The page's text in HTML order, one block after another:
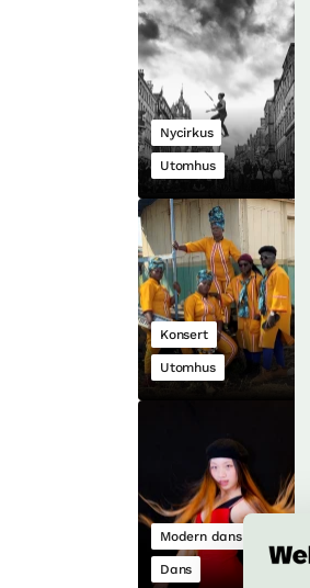
Nycirkus
Utomhus
Konsert
Utomhus
Modern dans
Dans